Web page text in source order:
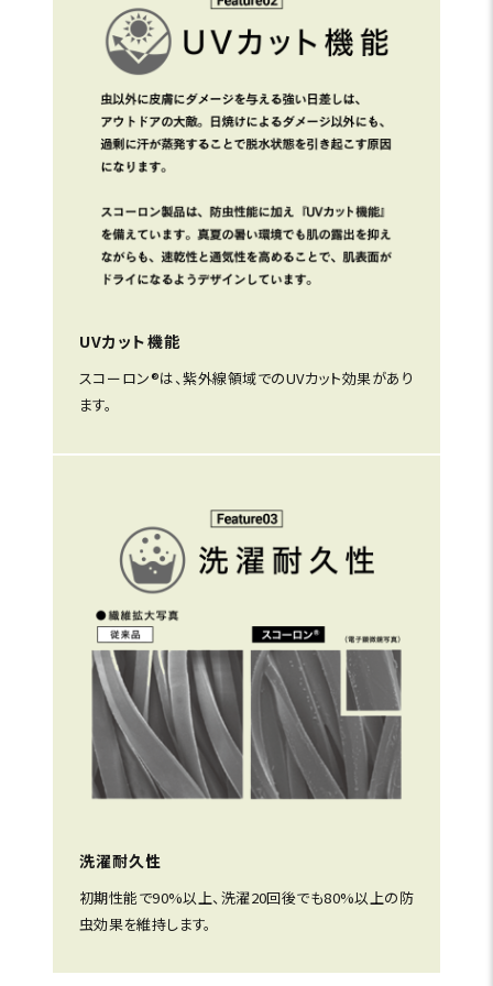
UVカット機能
スコーロン®は、紫外線領域でのUVカット効果があり
ます。
洗濯耐久性
初期性能で90%以上、洗濯20回後でも80%以上の防
虫効果を維持します。